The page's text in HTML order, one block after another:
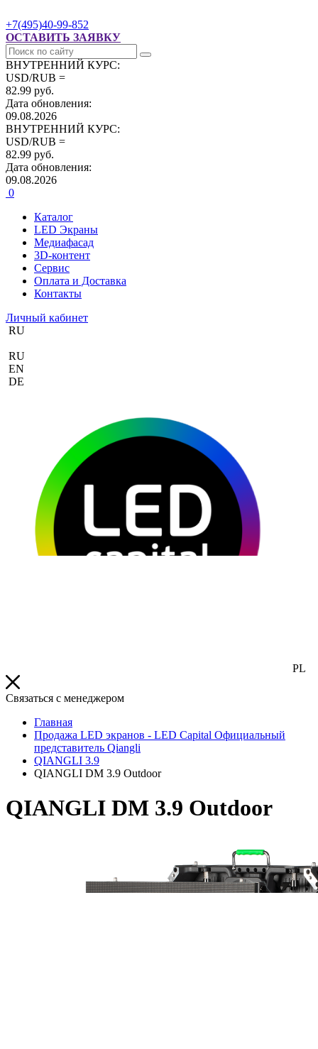
+7(495)40-99-852
ОСТАВИТЬ ЗАЯВКУ
ВНУТРЕННИЙ КУРС:
USD/RUB =
82.99 руб.
Дата обновления:
09.08.2026
ВНУТРЕННИЙ КУРС:
USD/RUB =
82.99 руб.
Дата обновления:
09.08.2026
0
Каталог
LED Экраны
Медиафасад
3D-контент
Сервис
Оплата и Доставка
Контакты
Личный кабинет
RU
RU
EN
DE
PL
Связаться с менеджером
Главная
Продажа LED экранов - LED Capital Официальный
представитель Qiangli
QIANGLI 3.9
QIANGLI DM 3.9 Outdoor
QIANGLI DM 3.9 Outdoor